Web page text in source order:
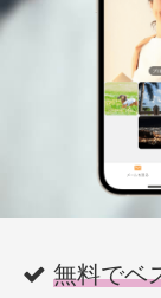
無料でベ